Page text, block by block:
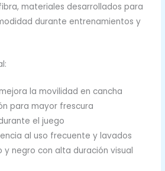
materiales desarrollados para
durante entrenamientos y
la movilidad en cancha
para mayor frescura
el juego
al uso frecuente y lavados
y negro con alta duración visual